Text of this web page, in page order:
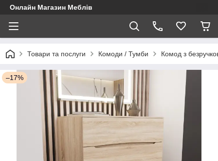
Онлайн Магазин Меблів
Товари та послуги Комоди / Тумби Комод з
–17%